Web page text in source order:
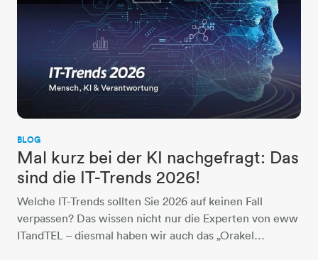
BLOG
Mal kurz bei der KI nachgefragt: Das
sind die IT-Trends 2026!
Welche IT-Trends sollten Sie 2026 auf keinen Fall
verpassen? Das wissen nicht nur die Experten von eww
ITandTEL – diesmal haben wir auch das „Orakel…